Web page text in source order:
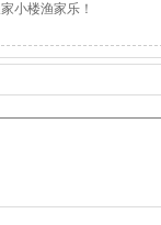
小楼渔家乐！